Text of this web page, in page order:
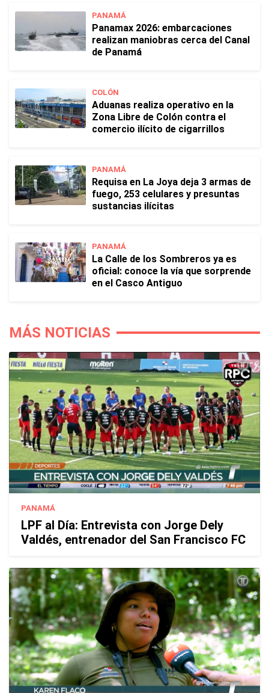
PANAMÁ
Panamax 2026: embarcaciones
realizan maniobras cerca del Canal
de Panamá
COLÓN
Aduanas realiza operativo en la
Zona Libre de Colón contra el
comercio ilícito de cigarrillos
PANAMÁ
Requisa en La Joya deja 3 armas de
fuego, 253 celulares y presuntas
sustancias ilícitas
PANAMÁ
La Calle de los Sombreros ya es
oficial: conoce la vía que sorprende
en el Casco Antiguo
MÁS NOTICIAS
PANAMÁ
LPF al Día: Entrevista con Jorge Dely
Valdés, entrenador del San Francisco FC